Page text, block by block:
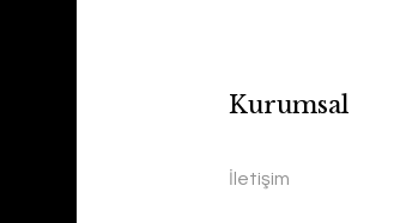
Kurumsal
İletişim